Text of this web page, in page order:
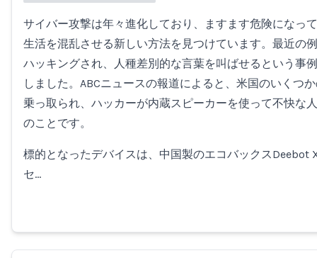
Loading...
サイバー攻撃は年々進化しており、ますます危険になっ
生活を混乱させる新しい方法を見つけています。最近の
ハッキングされ、人種差別的な言葉を叫ばせるという事
しました。ABCニュースの報道によると、米国のいくつ
乗っ取られ、ハッカーが内蔵スピーカーを使って不快な
のことです。
標的となったデバイスは、中国製のエコバックスDeebot
セ…